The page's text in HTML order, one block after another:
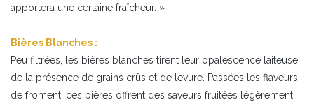
apportera une certaine fraîcheur. »
Bières Blanches :
Peu filtrées, les bières blanches tirent leur opalescence laiteuse
de la présence de grains crûs et de levure. Passées les flaveurs
de froment, ces bières offrent des saveurs fruitées légèrement